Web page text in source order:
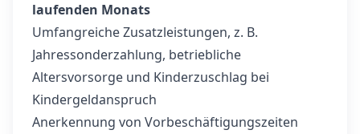
laufenden Monats
Umfangreiche Zusatzleistungen, z. B.
Jahressonderzahlung, betriebliche
Altersvorsorge und Kinderzuschlag bei
Kindergeldanspruch
Anerkennung von Vorbeschäftigungszeiten